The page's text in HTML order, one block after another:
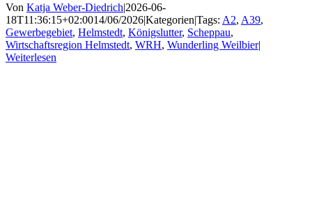
Von Katja Weber-Diedrich|2026-06-
18T11:36:15+02:0014/06/2026|Kategorien|Tags: A2, A39,
Gewerbegebiet, Helmstedt, Königslutter, Scheppau,
Wirtschaftsregion Helmstedt, WRH, Wunderling Weilbier|
Weiterlesen